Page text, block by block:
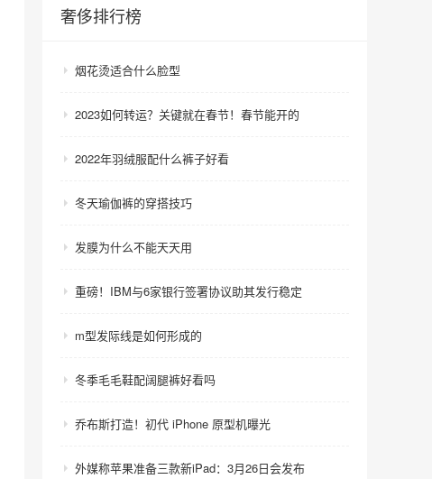
奢侈排行榜
烟花烫适合什么脸型
2023如何转运？关键就在春节！春节能开的
2022年羽绒服配什么裤子好看
冬天瑜伽裤的穿搭技巧
发膜为什么不能天天用
重磅！IBM与6家银行签署协议助其发行稳定
m型发际线是如何形成的
冬季毛毛鞋配阔腿裤好看吗
乔布斯打造！初代 iPhone 原型机曝光
外媒称苹果准备三款新iPad：3月26日会发布